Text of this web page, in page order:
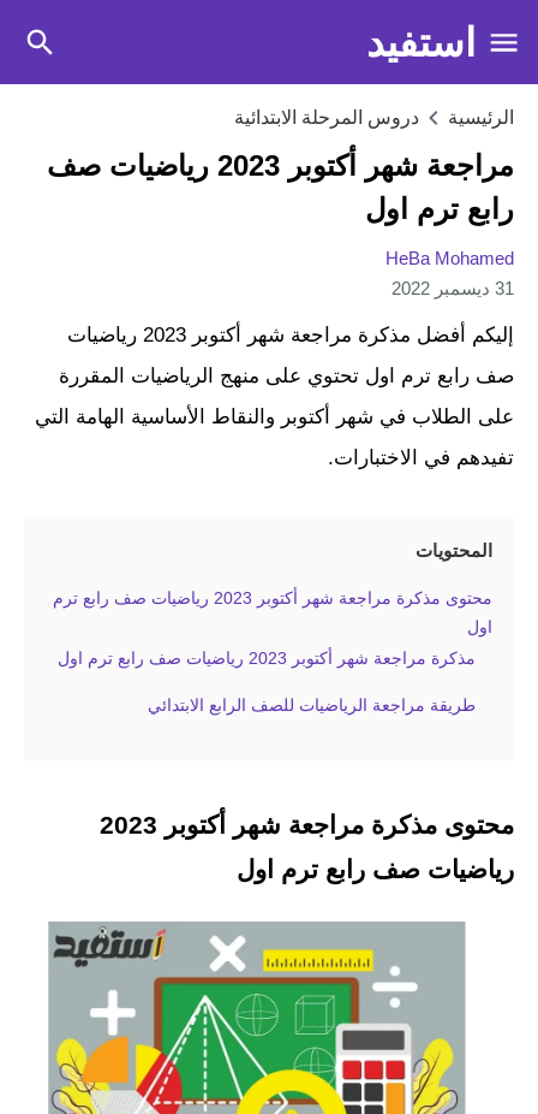
استفيد
الرئيسية دروس المرحلة الابتدائية
مراجعة شهر أكتوبر 2023 رياضيات صف
رابع ترم اول
HeBa Mohamed
31 ديسمبر 2022
إليكم أفضل مذكرة مراجعة شهر أكتوبر 2023 رياضيات
صف رابع ترم اول تحتوي على منهج الرياضيات المقررة
على الطلاب في شهر أكتوبر والنقاط الأساسية الهامة التي
تفيدهم في الاختبارات.
المحتويات
محتوى مذكرة مراجعة شهر أكتوبر 2023 رياضيات صف رابع ترم
اول
مذكرة مراجعة شهر أكتوبر 2023 رياضيات صف رابع ترم اول
طريقة مراجعة الرياضيات للصف الرابع الابتدائي
محتوى مذكرة مراجعة شهر أكتوبر 2023
رياضيات صف رابع ترم اول